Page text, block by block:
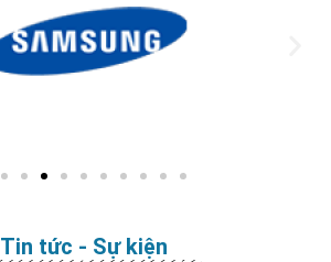
Tin tức - Sự kiện